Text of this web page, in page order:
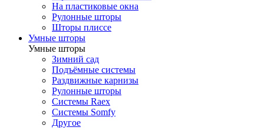
На пластиковые окна
Рулонные шторы
Шторы плиссе
Умные шторы
Умные шторы
Зимний сад
Подъёмные системы
Раздвижные карнизы
Рулонные шторы
Системы Raex
Системы Somfy
Другое